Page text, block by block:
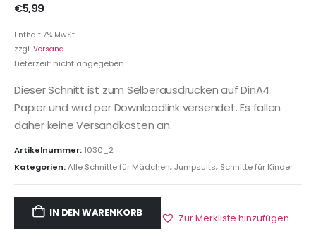
€5,99
Enthält 7% MwSt.
zzgl. Versand
Lieferzeit: nicht angegeben
Dieser Schnitt ist zum Selberausdrucken auf DinA4
Papier und wird per Downloadlink versendet. Es fallen
daher keine Versandkosten an.
Artikelnummer: 1030_2
Kategorien:Alle Schnitte für Mädchen,Jumpsuits, Schnitte für Kinder
IN DEN WARENKORB Zur Merkliste hinzufügen